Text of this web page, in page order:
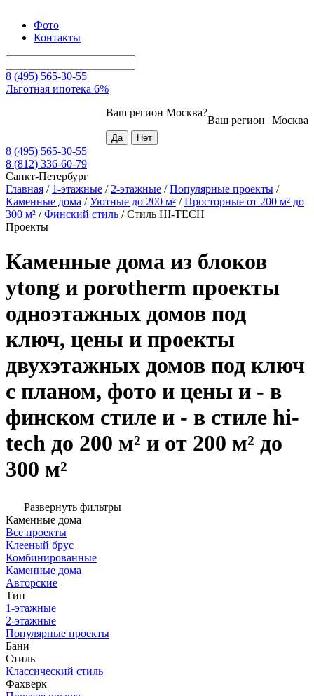
Фото
Контакты
8 (495) 565-30-55
Льготная ипотека 6%
Москва
Ваш регион
Ваш регион Москва?
8 (495) 565-30-55
8 (812) 336-60-79
Санкт-Петербург
Главная / 1-этажные / 2-этажные /Популярные проекты /
Каменные дома /Уютные до 200 м² /Просторные от 200 м² до
300 м² /Финский стиль /Стиль HI-TECH
Проекты
Каменные дома из блоков
ytong и porotherm проекты
одноэтажных домов под
ключ, цены и проекты
двухэтажных домов под ключ
с планом, фото и цены и - в
финском стиле и - в стиле hi-
tech до 200 м² и от 200 м² до
300 м²
Развернуть фильтры
Каменные дома
Все проекты
Клееный брус
Комбинированные
Каменные дома
Авторские
Тип
1-этажные
2-этажные
Популярные проекты
Бани
Стиль
Классический стиль
Фахверк